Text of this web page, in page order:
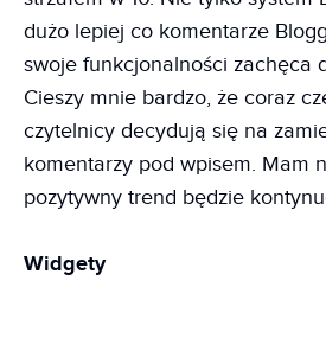
dużo lepiej co komentarze
swoje funkcjonalności zachęca
Cieszy mnie bardzo, że coraz
czytelnicy decydują się na
komentarzy pod wpisem. Mam
pozytywny trend będzie
Widgety